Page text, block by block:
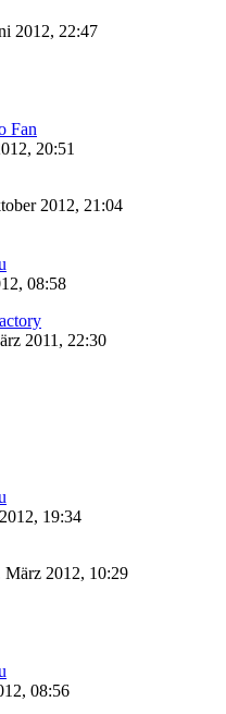
2012, 22:47
Fan
20:51
2012, 21:04
08:58
2011, 22:30
19:34
März 2012, 10:29
08:56